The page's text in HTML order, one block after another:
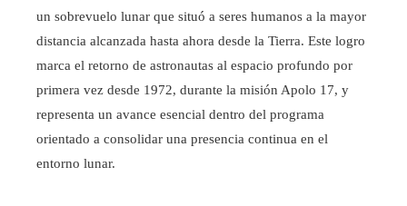
un sobrevuelo lunar que situó a seres humanos a la mayor
distancia alcanzada hasta ahora desde la Tierra. Este logro
marca el retorno de astronautas al espacio profundo por
primera vez desde 1972, durante la misión Apolo 17, y
representa un avance esencial dentro del programa
orientado a consolidar una presencia continua en el
entorno lunar.